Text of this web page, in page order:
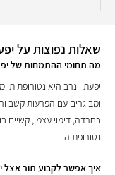
שאלות נפוצות על
מה תחומי ההתמחות של
בחרדה, דימוי עצמי, קשיים
נטורופתיה.
איך אפשר לקבוע תור אצל